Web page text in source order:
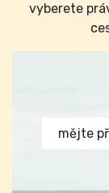
vyberete
mějte